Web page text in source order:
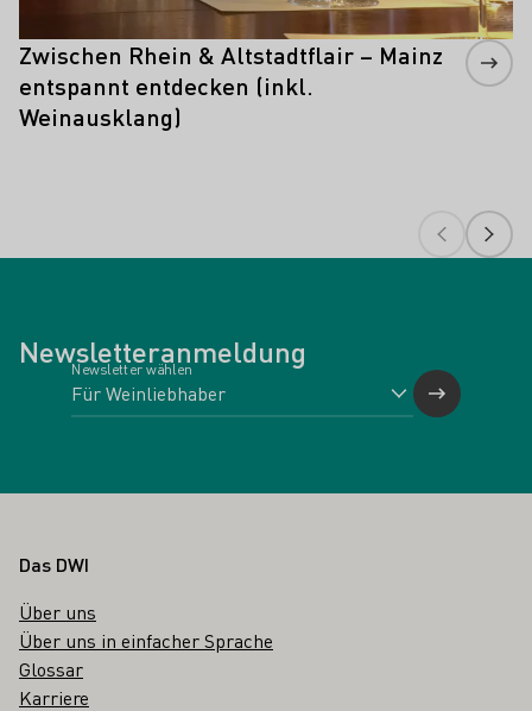
Zwischen Rhein & Altstadtflair – Mainz
entspannt entdecken (inkl.
Weinausklang)
Newsletteranmeldung
Newsletter wählen
Fußbereich
Das DWI
Über uns
Über uns in einfacher Sprache
Glossar
Karriere